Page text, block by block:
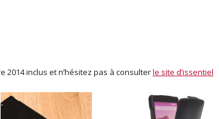
2014 inclus et n’hésitez pas à consulterle site d’issentiel